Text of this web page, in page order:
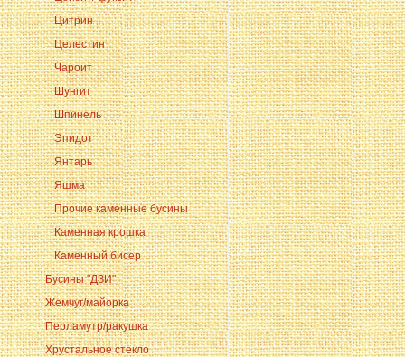
Цитрин
Целестин
Чароит
Шунгит
Шпинель
Эпидот
Янтарь
Яшма
Прочие каменные бусины
Каменная крошка
Каменный бисер
Бусины "ДЗИ"
Жемчуг/майорка
Перламутр/ракушка
Хрустальное стекло